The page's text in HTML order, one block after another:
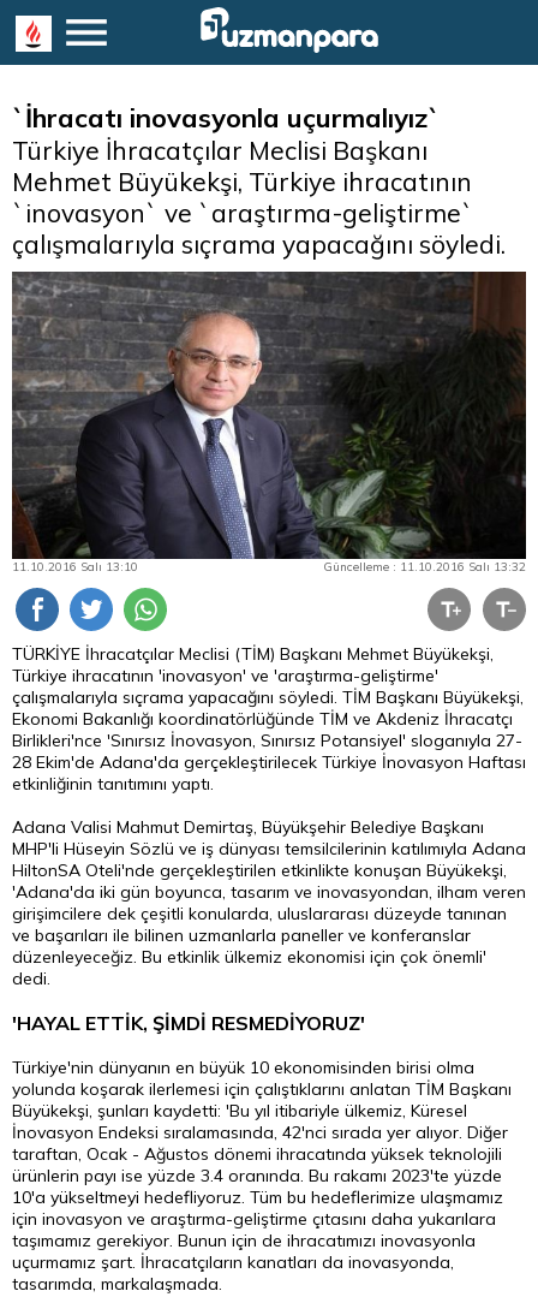
`İhracatı inovasyonla uçurmalıyız`
Türkiye İhracatçılar Meclisi Başkanı
Mehmet Büyükekşi, Türkiye ihracatının
`inovasyon` ve `araştırma-geliştirme`
çalışmalarıyla sıçrama yapacağını söyledi.
11.10.2016 Salı 13:10 Güncelleme : 11.10.2016 Salı 13:32
TÜRKİYE İhracatçılar Meclisi (TİM) Başkanı Mehmet Büyükekşi,
Türkiye ihracatının 'inovasyon' ve 'araştırma-geliştirme'
çalışmalarıyla sıçrama yapacağını söyledi. TİM Başkanı Büyükekşi,
Ekonomi Bakanlığı koordinatörlüğünde TİM ve Akdeniz İhracatçı
Birlikleri'nce 'Sınırsız İnovasyon, Sınırsız Potansiyel' sloganıyla 27-
28 Ekim'de Adana'da gerçekleştirilecek Türkiye İnovasyon Haftası
etkinliğinin tanıtımını yaptı.
Adana Valisi Mahmut Demirtaş, Büyükşehir Belediye Başkanı
MHP'li Hüseyin Sözlü ve iş dünyası temsilcilerinin katılımıyla Adana
HiltonSA Oteli'nde gerçekleştirilen etkinlikte konuşan Büyükekşi,
'Adana'da iki gün boyunca, tasarım ve inovasyondan, ilham veren
girişimcilere dek çeşitli konularda, uluslararası düzeyde tanınan
ve başarıları ile bilinen uzmanlarla paneller ve konferanslar
düzenleyeceğiz. Bu etkinlik ülkemiz ekonomisi için çok önemli'
dedi.
'HAYAL ETTİK, ŞİMDİ RESMEDİYORUZ'
Türkiye'nin dünyanın en büyük 10 ekonomisinden birisi olma
yolunda koşarak ilerlemesi için çalıştıklarını anlatan TİM Başkanı
Büyükekşi, şunları kaydetti: 'Bu yıl itibariyle ülkemiz, Küresel
İnovasyon Endeksi sıralamasında, 42'nci sırada yer alıyor. Diğer
taraftan, Ocak - Ağustos dönemi ihracatında yüksek teknolojili
ürünlerin payı ise yüzde 3.4 oranında. Bu rakamı 2023'te yüzde
10'a yükseltmeyi hedefliyoruz. Tüm bu hedeflerimize ulaşmamız
için inovasyon ve araştırma-geliştirme çıtasını daha yukarılara
taşımamız gerekiyor. Bunun için de ihracatımızı inovasyonla
uçurmamız şart. İhracatçıların kanatları da inovasyonda,
tasarımda, markalaşmada.